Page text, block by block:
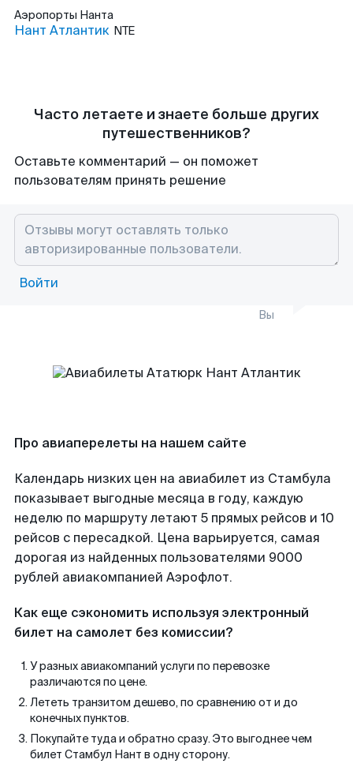
Аэропорты Нанта
Нант Атлантик NTE
Часто летаете и знаете больше других
путешественников?
Оставьте комментарий — он поможет
пользователям принять решение
Войти
Вы
Про авиаперелеты на нашем сайте
Календарь низких цен на авиабилет из Стамбула
показывает выгодные месяца в году, каждую
неделю по маршруту летают 5 прямых рейсов и 10
рейсов с пересадкой. Цена варьируется, самая
дорогая из найденных пользователями 9000
рублей авиакомпанией Аэрофлот.
Как еще сэкономить используя электронный
билет на самолет без комиссии?
У разных авиакомпаний услуги по перевозке
различаются по цене.
Лететь транзитом дешево, по сравнению от и до
конечных пунктов.
Покупайте туда и обратно сразу. Это выгоднее чем
билет Стамбул Нант в одну сторону.